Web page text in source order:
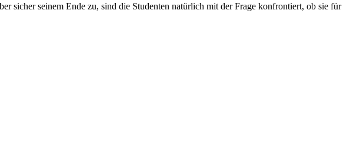
sicher seinem Ende zu, sind die Studenten natürlich mit der Frage konfrontiert, ob sie für